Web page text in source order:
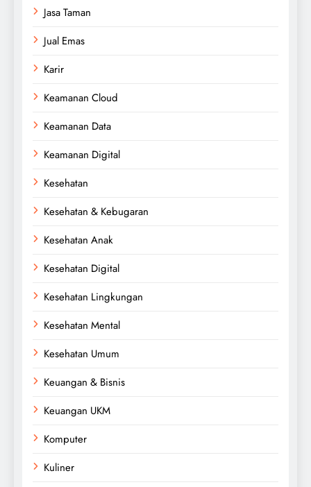
Jasa Taman
Jual Emas
Karir
Keamanan Cloud
Keamanan Data
Keamanan Digital
Kesehatan
Kesehatan & Kebugaran
Kesehatan Anak
Kesehatan Digital
Kesehatan Lingkungan
Kesehatan Mental
Kesehatan Umum
Keuangan & Bisnis
Keuangan UKM
Komputer
Kuliner